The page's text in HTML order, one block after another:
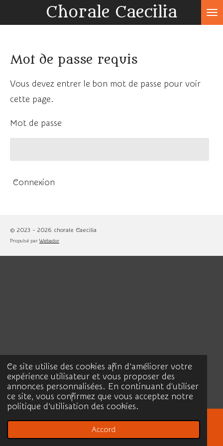
Ce site utilise des cookies afin d’améliorer votre
expérience utilisateur et vous proposer des
annonces personnalisées. En continuant d'utiliser
ce site, vous confirmez que vous acceptez notre
politique d’utilisation des cookies.
Accord
au
principal
Chorale Caecilia
Mot de passe requis
Vous devez entrer le bon mot de passe pour voir
cette page.
Mot de passe
Connexion
© 2023 - 2026 chorale Caecilia
Propulsé par Webador
E-mail